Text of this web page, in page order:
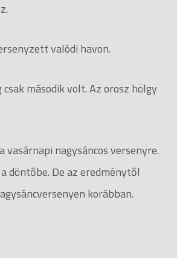
valódi havon.
második volt. Az orosz hölgy
nagysáncos versenyre.
döntőbe. De az eredménytől
korábban.